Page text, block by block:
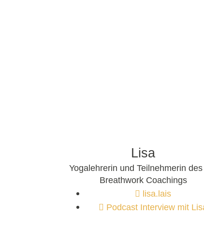
Lisa
Yogalehrerin und Teilnehmerin
Breathwork Coachings
lisa.lais
Podcast Interview mit